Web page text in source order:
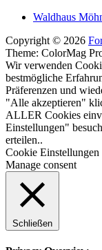
Waldhaus
Copyright © 2026
Theme: ColorMag
Wir verwenden
bestmögliche
Präferenzen und
"Alle akzeptieren"
ALLER Cookies
Einstellungen"
erteilen..
Cookie Einstellungen
Manage consent
Schließen